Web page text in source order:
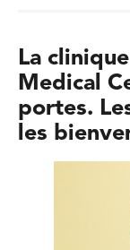
La
Medical
portes.
les